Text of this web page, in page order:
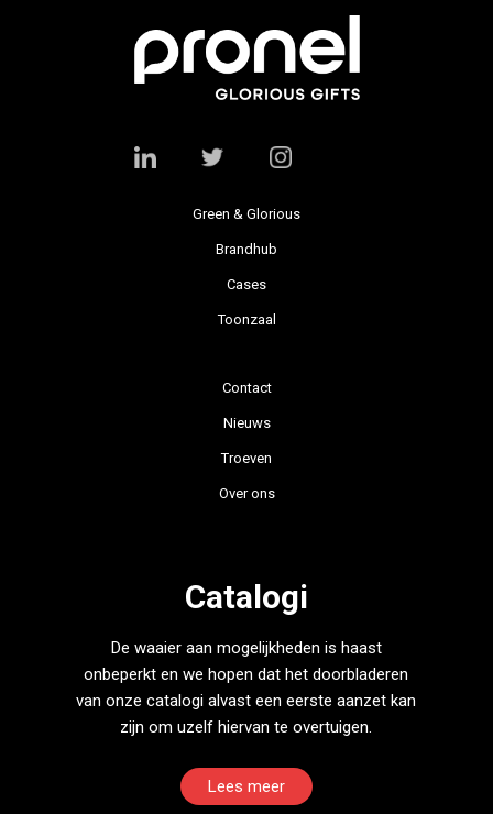
Green & Glorious
Brandhub
Cases
Toonzaal
Contact
Nieuws
Troeven
Over ons
Catalogi
De waaier aan mogelijkheden is haast
onbeperkt en we hopen dat het doorbladeren
van onze catalogi alvast een eerste aanzet kan
zijn om uzelf hiervan te overtuigen.
Lees meer